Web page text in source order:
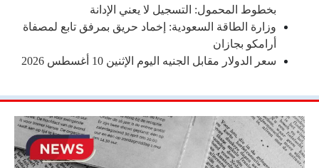
بخطوط المحمول: التسجيل لا يعني الإدانة
وزارة الطاقة السعودية: إخماد حريق بمرفق تابع لمصفاة
أرامكو بجازان
سعر الدولار مقابل الجنيه اليوم الإثنين 10 أغسطس 2026